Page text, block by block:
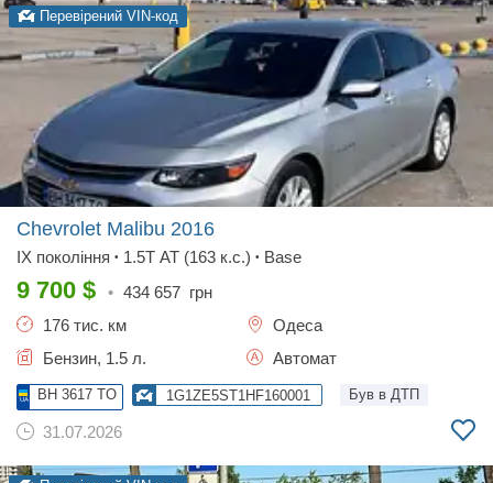
Перевірений VIN-код
Chevrolet Malibu 2016
IX покоління • 1.5T AT (163 к.с.) • Base
9 700 $ • 434 657 грн
176 тис. км
Одеса
Бензин, 1.5 л.
Автомат
BH 3617 TO 1G1ZE5ST1HF160001 Був в ДТП
31.07.2026